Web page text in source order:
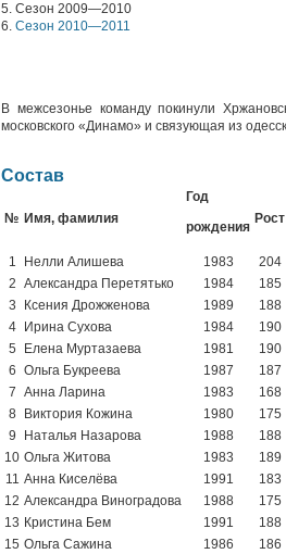
5. Сезон 2009—2010
6. Сезон 2010—2011
В межсезонье команду покинули
московского «Динамо» и связующая из
Состав
№ Имя, фамилия
Год
рождения
Рост
1 Нелли Алишева 1983 204
2 Александра Перетятько 1984 185
3
Ксения Дрожженова 1989 188
4
Ирина Сухова 1984 190
5
Елена Муртазаева 1981 190
6 Ольга Букреева 1987 187
7 Анна Ларина 1983 168
8
Виктория Кожина 1980 175
9
Наталья Назарова 1988 188
10 Ольга Житова 1983 189
11 Анна Киселёва 1991 183
12 Александра Виноградова 1988 175
13 Кристина Бем 1991 188
15 Ольга Сажина 1986 186